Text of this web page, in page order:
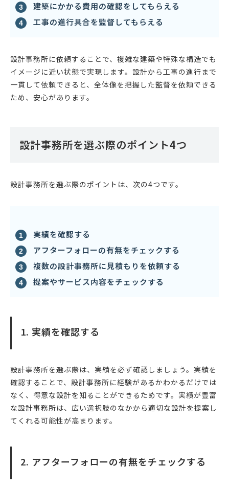
建築にかかる費用の確認をしてもらえる
工事の進行具合を監督してもらえる
設計事務所に依頼することで、複雑な建築や特殊な構造でも
イメージに近い状態で実現します。設計から工事の進行まで
一貫して依頼できると、全体像を把握した監督を依頼できる
ため、安心があります。
設計事務所を選ぶ際のポイント4つ
設計事務所を選ぶ際のポイントは、次の4つです。
実績を確認する
アフターフォローの有無をチェックする
複数の設計事務所に見積もりを依頼する
提案やサービス内容をチェックする
1. 実績を確認する
設計事務所を選ぶ際は、実績を必ず確認しましょう。実績を
確認することで、設計事務所に経験があるかわかるだけでは
なく、得意な設計を知ることができるためです。実績が豊富
な設計事務所は、広い選択肢のなかから適切な設計を提案し
てくれる可能性が高まります。
2. アフターフォローの有無をチェックする